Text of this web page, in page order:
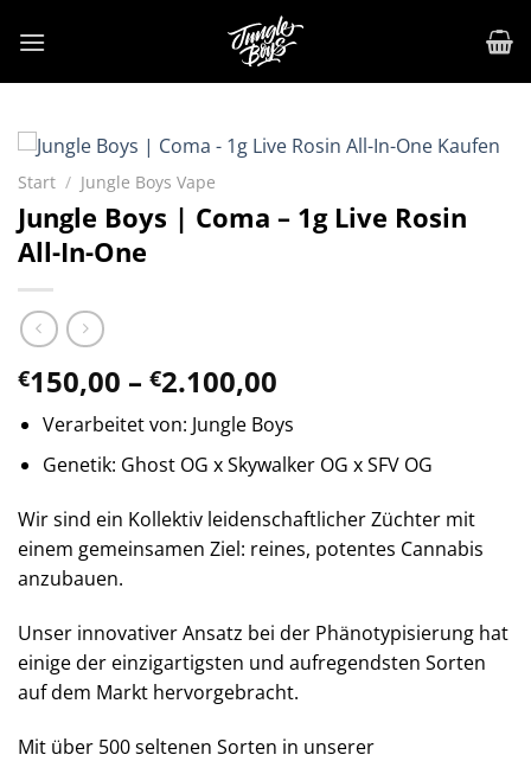
Inhalt
Start / Jungle Boys Vape
Jungle Boys | Coma – 1g Live Rosin
All-In-One
€150,00 – €2.100,00
bis
€2.100,00
Verarbeitet von: Jungle Boys
Genetik: Ghost OG x Skywalker OG x SFV OG
Wir sind ein Kollektiv leidenschaftlicher Züchter mit
einem gemeinsamen Ziel: reines, potentes Cannabis
anzubauen.
Unser innovativer Ansatz bei der Phänotypisierung hat
einige der einzigartigsten und aufregendsten Sorten
auf dem Markt hervorgebracht.
Mit über 500 seltenen Sorten in unserer